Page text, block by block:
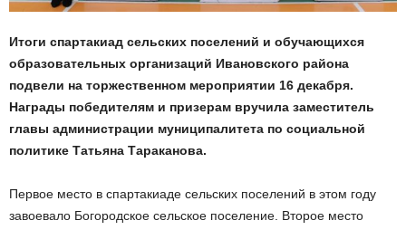
Итоги спартакиад сельских поселений и обучающихся
образовательных организаций Ивановского района
подвели на торжественном мероприятии 16 декабря.
Награды победителям и призерам вручила заместитель
главы администрации муниципалитета по социальной
политике Татьяна Тараканова.
Первое место в спартакиаде сельских поселений в этом году
завоевало Богородское сельское поселение. Второе место